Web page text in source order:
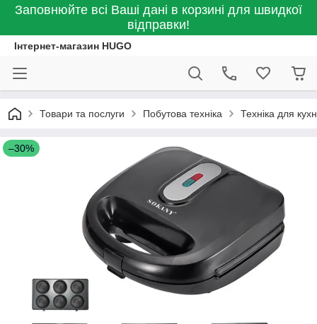
Заповнюйте всі Ваші дані в корзині для швидкої
відправки!
Інтернет-магазин HUGO
Товари та послуги Побутова техніка Техніка для
–30%